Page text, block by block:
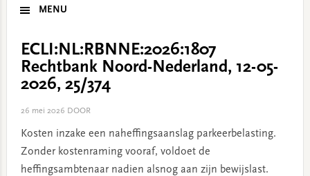
MENU
ECLI:NL:RBNNE:2026:1807
Rechtbank Noord-Nederland, 12-05-
2026, 25/374
26 mei 2026 DOOR
Kosten inzake een naheffingsaanslag parkeerbelasting.
Zonder kostenraming vooraf, voldoet de
heffingsambtenaar nadien alsnog aan zijn bewijslast.